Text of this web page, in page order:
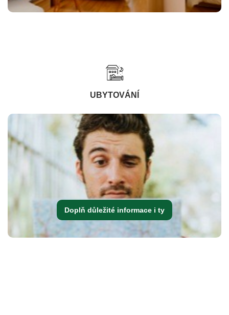
UBYTOVÁNÍ
Doplň důležité informace i ty